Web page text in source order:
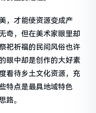
才能使资源变成产
奇，但在美术家眼里却
祀祈福的民间风俗也许
眼中却是创作的大好素
看待乡土文化资源，充
特点是最具地域特色
路。